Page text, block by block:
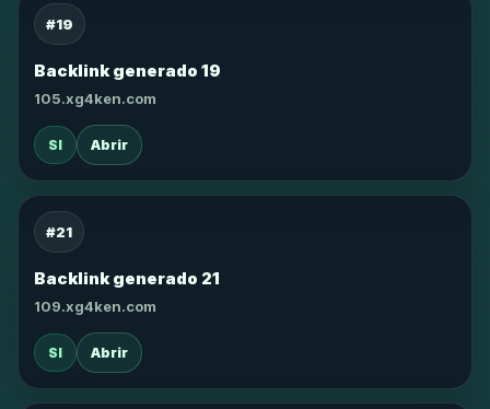
#19
Backlink generado 19
105.xg4ken.com
SI Abrir
#21
Backlink generado 21
109.xg4ken.com
SI Abrir